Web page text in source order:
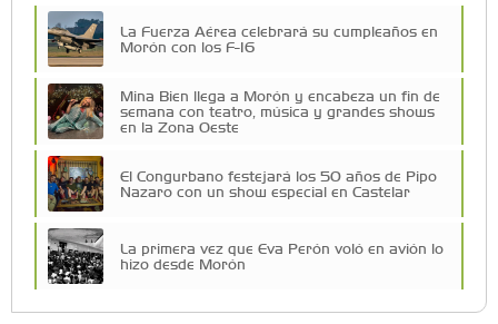
La Fuerza Aérea celebrará su cumpleaños en
Morón con los F-16
Mina Bien llega a Morón y encabeza un fin de
semana con teatro, música y grandes shows
en la Zona Oeste
El Congurbano festejará los 50 años de Pipo
Nazaro con un show especial en Castelar
La primera vez que Eva Perón voló en avión lo
hizo desde Morón